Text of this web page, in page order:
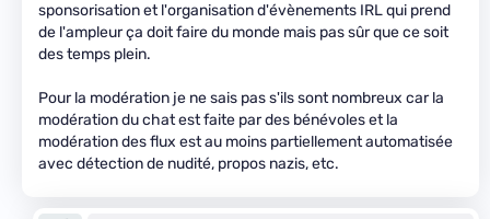
sponsorisation et l'organisation d'évènements IRL qui prend
de l'ampleur ça doit faire du monde mais pas sûr que ce soit
des temps plein.
Pour la modération je ne sais pas s'ils sont nombreux car la
modération du chat est faite par des bénévoles et la
modération des flux est au moins partiellement automatisée
avec détection de nudité, propos nazis, etc.